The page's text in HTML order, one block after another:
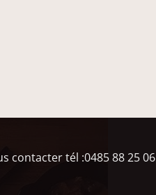
contacter tél :0485 88 25 06